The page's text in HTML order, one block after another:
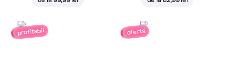
profitabil ofertă